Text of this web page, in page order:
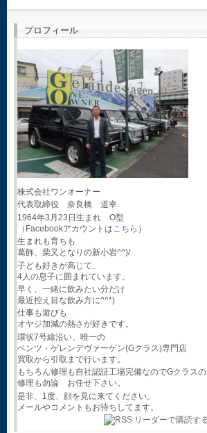
プロフィール
株式会社ワンオーナー
代表取締役 奈良橋 道幸
1964年3月23日生まれ O型
（Facebookアカウントはこちら ）
生まれも育ちも
葛飾、柴又となりの新小岩^^)/
子ども好きが高じて、
4人の息子に囲まれています。
早く、一緒に飲みたい分だけ
最近控え目な飲み方に^^*)
仕事も遊びも
オヤジ加減の熱さが好きです。
環状7号線沿い、唯一の
ベンツ・ゲレンデヴァーゲン(Gクラス)専門店
買取から引取まで行います。
もちろん修理も自社認証工場完備なのでGクラスの
修理も勿論 お任せ下さい。
是非、1度、顔を見に来てください。
メールやコメントもお待ちしてます。